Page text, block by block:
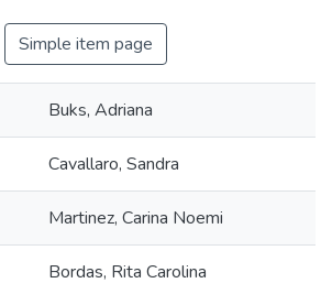
Simple item page
Buks, Adriana
Cavallaro, Sandra
Martinez, Carina Noemi
Bordas, Rita Carolina